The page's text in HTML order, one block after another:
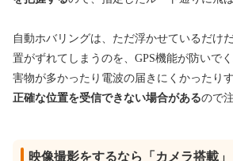
自動ホバリングは、ただ浮かせているだけ
置がずれてしまうのを、GPS機能が防いで
害物が多かったり電波の届きにくかったり
正確な位置を受信できない場合があるので
映像撮影をするなら「カメラ搭載」